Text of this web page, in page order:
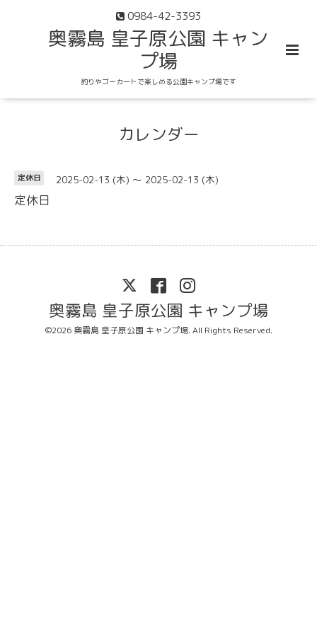
0984-42-3393
奥霧島 皇子原公園 キャン
プ場
釣りやゴーカートで楽しめる公園キャンプ場です
カレンダー
定休日 2025-02-13 (木) ～ 2025-02-13 (木)
定休日
奥霧島 皇子原公園 キャンプ場
©2026 奥霧島 皇子原公園 キャンプ場. All Rights Reserved.